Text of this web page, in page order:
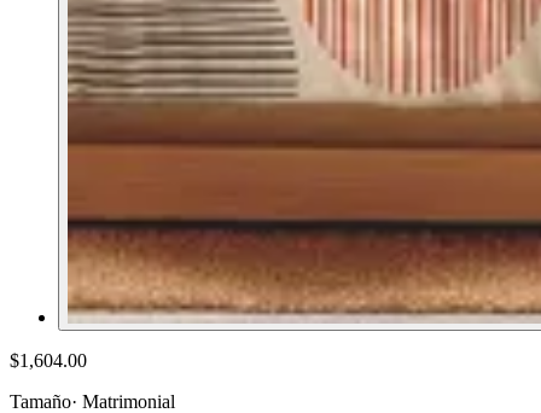
$1,604.00
Tamaño· Matrimonial